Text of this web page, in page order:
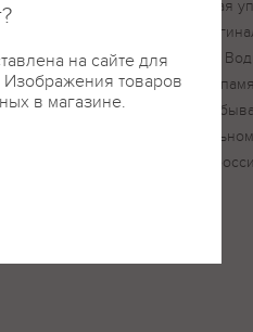
Интересная тематическая
отличается не только
удобством в использовании.
водка. Это воплощение идеи,
тяжелой профессии,
титаническим усилиям и
создатели водки "Нефть", три
в Сибири, прочувствовали
на сайте для
товаров
в магазине.